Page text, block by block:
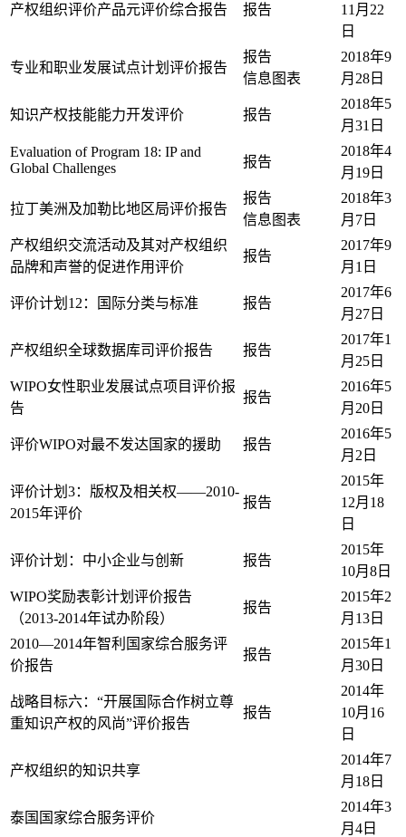
产权组织评价产品元评价综合报告 报告
11月22
日
专业和职业发展试点计划评价报告
报告
信息图表
2018年9
月28日
知识产权技能能力开发评价 报告
2018年5
月31日
Evaluation of Program 18: IP and
Global Challenges
报告
2018年4
月19日
拉丁美洲及加勒比地区局评价报告
报告
信息图表
2018年3
月7日
产权组织交流活动及其对产权组织
品牌和声誉的促进作用评价
报告
2017年9
月1日
评价计划12：国际分类与标准 报告
2017年6
月27日
产权组织全球数据库司评价报告 报告
2017年1
月25日
WIPO女性职业发展试点项目评价报
告
报告
2016年5
月20日
评价WIPO对最不发达国家的援助 报告
2016年5
月2日
评价计划3：版权及相关权——2010-
2015年评价
报告
2015年
12月18
日
评价计划：中小企业与创新 报告
2015年
10月8日
WIPO奖励表彰计划评价报告
（2013-2014年试办阶段）
报告
2015年2
月13日
2010—2014年智利国家综合服务评
价报告
报告
2015年1
月30日
战略目标六：“开展国际合作树立尊
重知识产权的风尚”评价报告
报告
2014年
10月16
日
产权组织的知识共享
2014年7
月18日
泰国国家综合服务评价
2014年3
月4日